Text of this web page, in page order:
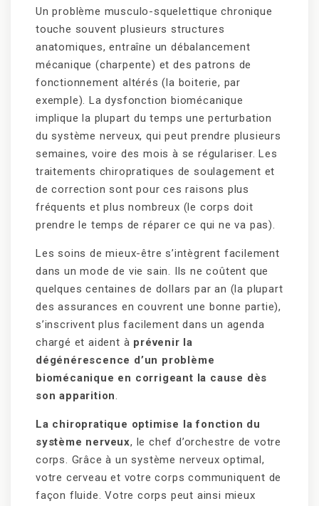
Un problème musculo-squelettique chronique
touche souvent plusieurs structures
anatomiques, entraîne un débalancement
mécanique (charpente) et des patrons de
fonctionnement altérés (la boiterie, par
exemple). La dysfonction biomécanique
implique la plupart du temps une perturbation
du système nerveux, qui peut prendre plusieurs
semaines, voire des mois à se régulariser. Les
traitements chiropratiques de soulagement et
de correction sont pour ces raisons plus
fréquents et plus nombreux (le corps doit
prendre le temps de réparer ce qui ne va pas).
Les soins de mieux-être s’intègrent facilement
dans un mode de vie sain. Ils ne coûtent que
quelques centaines de dollars par an (la plupart
des assurances en couvrent une bonne partie),
s’inscrivent plus facilement dans un agenda
chargé et aident à prévenir la
dégénérescence d’un problème
biomécanique en corrigeant la cause dès
son apparition.
La chiropratique optimise la fonction du
système nerveux, le chef d’orchestre de votre
corps. Grâce à un système nerveux optimal,
votre cerveau et votre corps communiquent de
façon fluide. Votre corps peut ainsi mieux